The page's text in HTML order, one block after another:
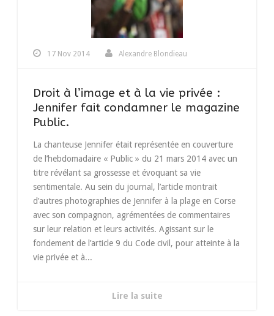
17 Nov 2014 Alexandre Blondieau
Droit à l’image et à la vie privée :
Jennifer fait condamner le magazine
Public.
La chanteuse Jennifer était représentée en couverture
de l’hebdomadaire « Public » du 21 mars 2014 avec un
titre révélant sa grossesse et évoquant sa vie
sentimentale. Au sein du journal, l’article montrait
d’autres photographies de Jennifer à la plage en Corse
avec son compagnon, agrémentées de commentaires
sur leur relation et leurs activités. Agissant sur le
fondement de l’article 9 du Code civil, pour atteinte à la
vie privée et à...
Lire la suite